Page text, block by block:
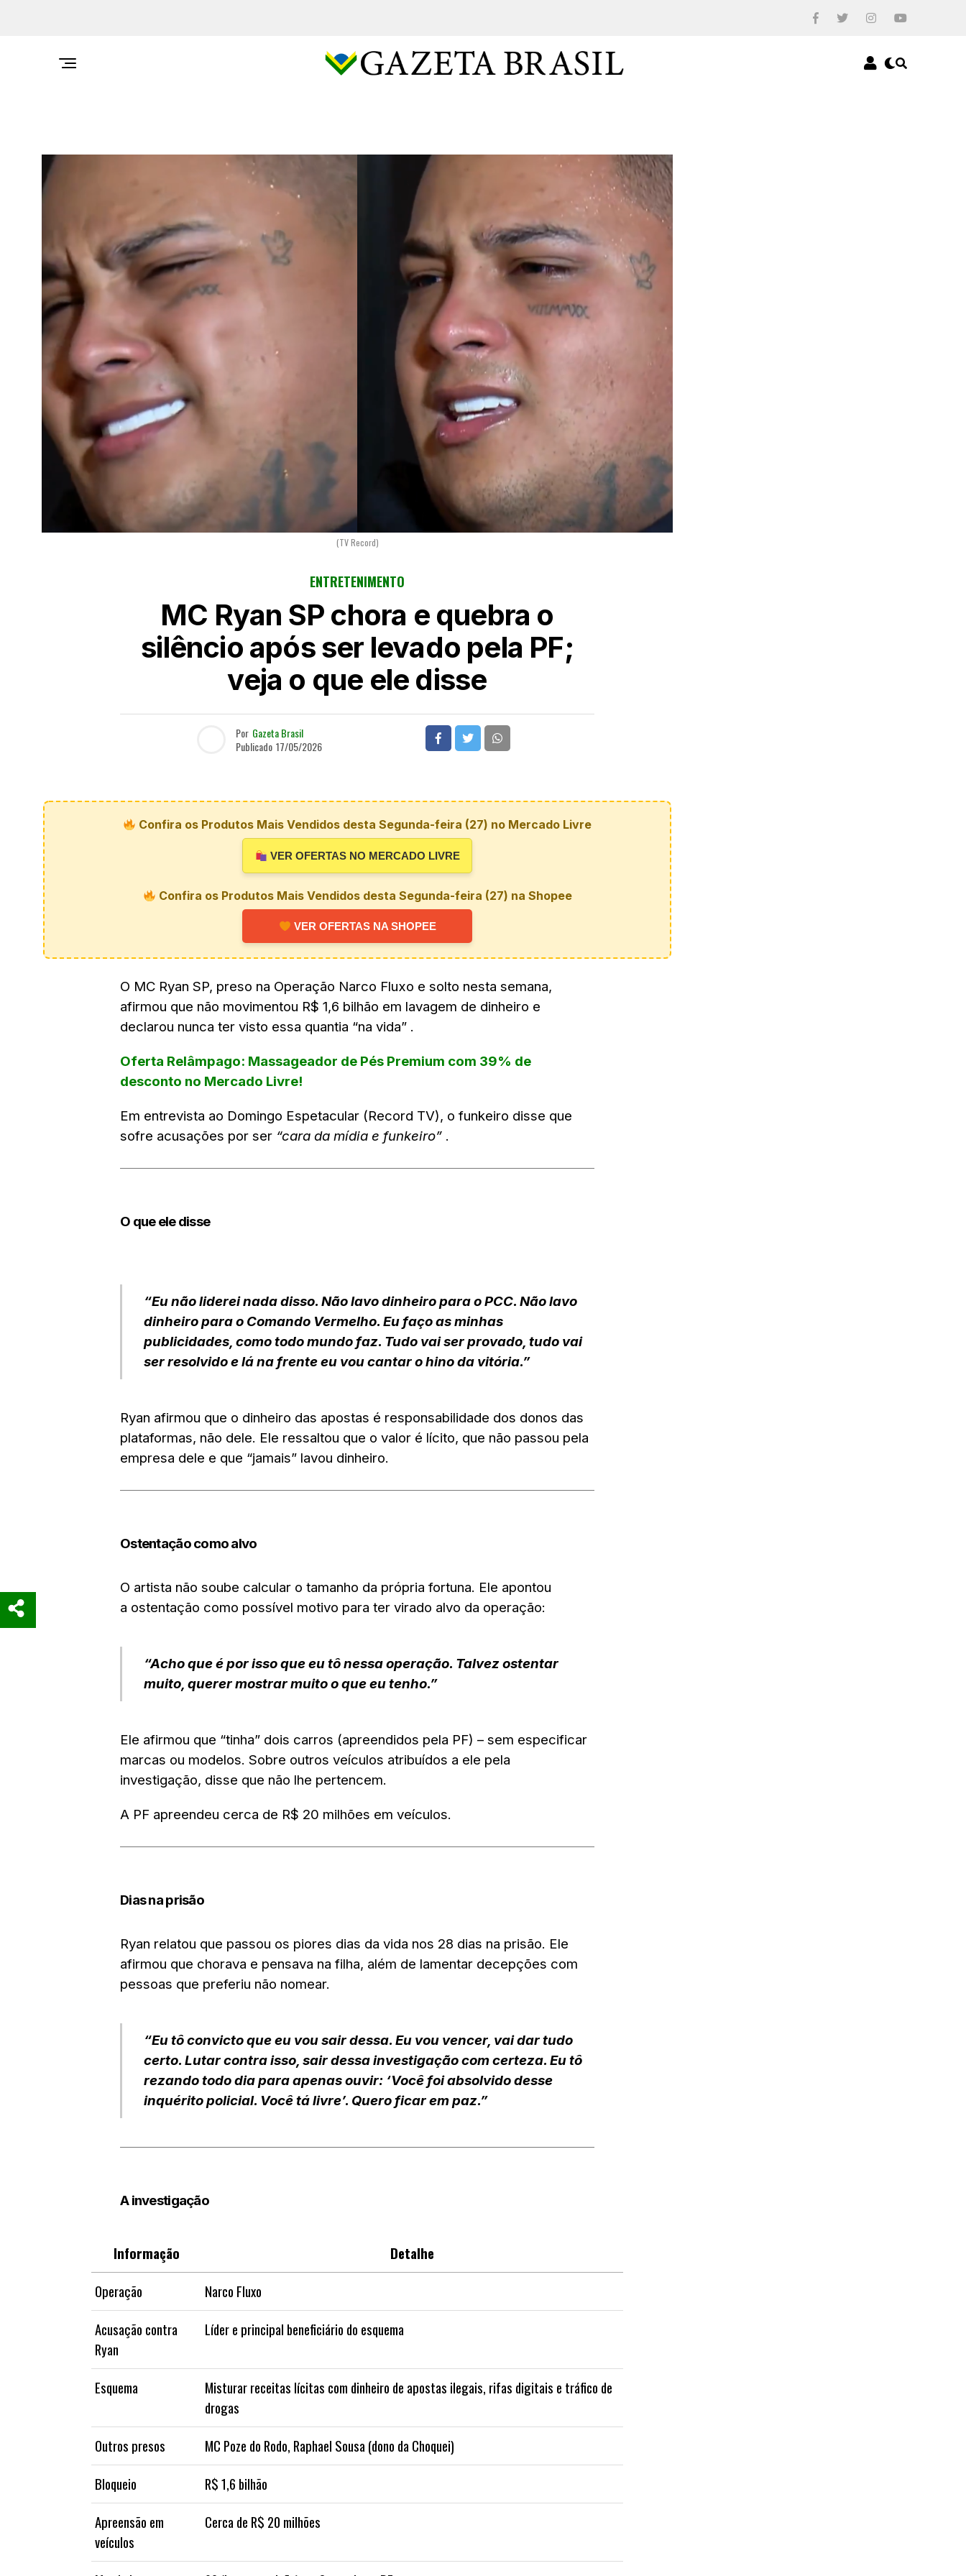
(TV Record)
ENTRETENIMENTO
MC Ryan SP chora e quebra o
silêncio após ser levado pela PF;
veja o que ele disse
Por Gazeta Brasil
Publicado 17/05/2026
Confira os Produtos Mais Vendidos desta Segunda-feira (27) no Mercado Livre
VER OFERTAS NO MERCADO LIVRE
Confira os Produtos Mais Vendidos desta Segunda-feira (27) na Shopee
VER OFERTAS NA SHOPEE
O MC Ryan SP, preso na Operação Narco Fluxo e solto nesta semana,
afirmou que não movimentou R$ 1,6 bilhão em lavagem de dinheiro e
declarou nunca ter visto essa quantia “na vida” .
Oferta Relâmpago: Massageador de Pés Premium com 39% de
desconto no Mercado Livre!
Em entrevista ao Domingo Espetacular (Record TV), o funkeiro disse que
sofre acusações por ser “cara da mídia e funkeiro” .
O que ele disse
“Eu não liderei nada disso. Não lavo dinheiro para o PCC. Não lavo
dinheiro para o Comando Vermelho. Eu faço as minhas
publicidades, como todo mundo faz. Tudo vai ser provado, tudo vai
ser resolvido e lá na frente eu vou cantar o hino da vitória.”
Ryan afirmou que o dinheiro das apostas é responsabilidade dos donos das
plataformas, não dele. Ele ressaltou que o valor é lícito, que não passou pela
empresa dele e que “jamais” lavou dinheiro.
Ostentação como alvo
O artista não soube calcular o tamanho da própria fortuna. Ele apontou
a ostentação como possível motivo para ter virado alvo da operação:
“Acho que é por isso que eu tô nessa operação. Talvez ostentar
muito, querer mostrar muito o que eu tenho.”
Ele afirmou que “tinha” dois carros (apreendidos pela PF) – sem especificar
marcas ou modelos. Sobre outros veículos atribuídos a ele pela
investigação, disse que não lhe pertencem.
A PF apreendeu cerca de R$ 20 milhões em veículos.
Dias na prisão
Ryan relatou que passou os piores dias da vida nos 28 dias na prisão. Ele
afirmou que chorava e pensava na filha, além de lamentar decepções com
pessoas que preferiu não nomear.
“Eu tô convicto que eu vou sair dessa. Eu vou vencer, vai dar tudo
certo. Lutar contra isso, sair dessa investigação com certeza. Eu tô
rezando todo dia para apenas ouvir: ‘Você foi absolvido desse
inquérito policial. Você tá livre’. Quero ficar em paz.”
A investigação
Informação
Detalhe
Operação
Narco Fluxo
Acusação contra
Ryan
Líder e principal beneficiário do esquema
Esquema
Misturar receitas lícitas com dinheiro de apostas ilegais, rifas digitais e tráfico de
drogas
Outros presos
MC Poze do Rodo, Raphael Sousa (dono da Choquei)
Bloqueio
R$ 1,6 bilhão
Apreensão em
veículos
Cerca de R$ 20 milhões